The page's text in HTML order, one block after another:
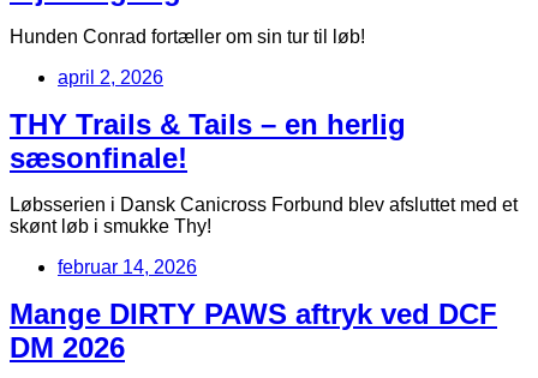
Hunden Conrad fortæller om sin tur til løb!
april 2, 2026
THY Trails & Tails – en herlig
sæsonfinale!
Løbsserien i Dansk Canicross Forbund blev afsluttet med et
skønt løb i smukke Thy!
februar 14, 2026
Mange DIRTY PAWS aftryk ved DCF
DM 2026